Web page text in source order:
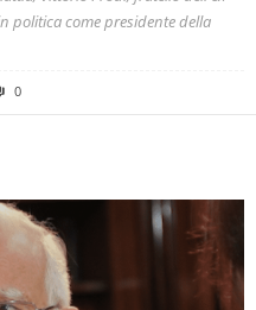
politica come presidente della
0